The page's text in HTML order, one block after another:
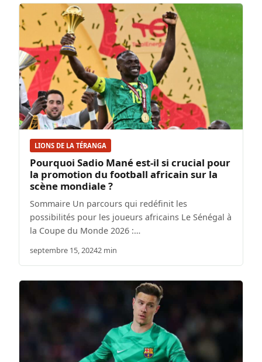
LIONS DE LA TÉRANGA
Pourquoi Sadio Mané est-il si crucial pour
la promotion du football africain sur la
scène mondiale ?
Sommaire Un parcours qui redéfinit les
possibilités pour les joueurs africains Le Sénégal à
la Coupe du Monde 2026 :…
septembre 15, 20242 min